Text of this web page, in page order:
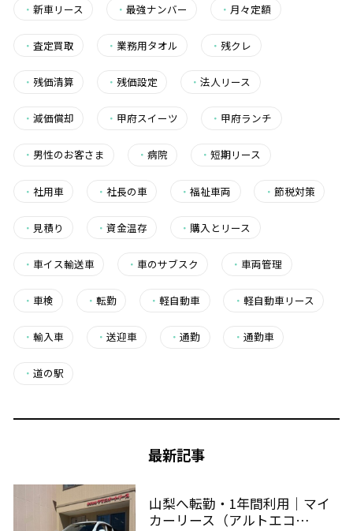
・ 新車リース ・最強ナンバー ・ 月々定額
・ 査定買取 ・ 業務用タオル ・ 残クレ
・ 残価清算 ・ 残価設定 ・法人リース
・ 減価償却 ・ 甲府スイーツ ・ 甲府ランチ
・ 男性のお客さま ・病院 ・短期リース
・ 社用車 ・社長の車 ・福祉車両 ・ 節税対策
・ 見積り ・資金温存 ・ 購入とリース
・ 車イス輸送車 ・ 車のサブスク ・ 車両管理
・ 車検 ・転勤 ・軽自動車 ・ 軽自動車リース
・ 輸入車 ・送迎車 ・通勤 ・ 通勤車
・ 道の駅
最新記事
山梨へ転勤・1年間利用｜マイ
カーリース（アルトエコ…